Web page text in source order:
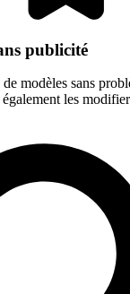
publicité
modèles sans
les